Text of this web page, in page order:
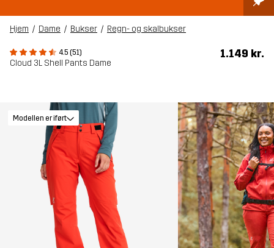
Hjem Dame Bukser Regn- og skalbukser
4.5 (51)
Cloud 3L Shell Pants Dame
1.149 kr.
Modellen er iført